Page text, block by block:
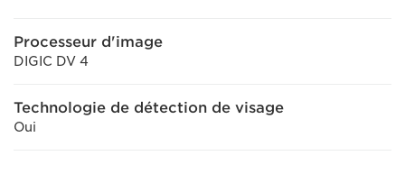
Processeur d'image
DIGIC DV 4
Technologie de détection de visage
Oui